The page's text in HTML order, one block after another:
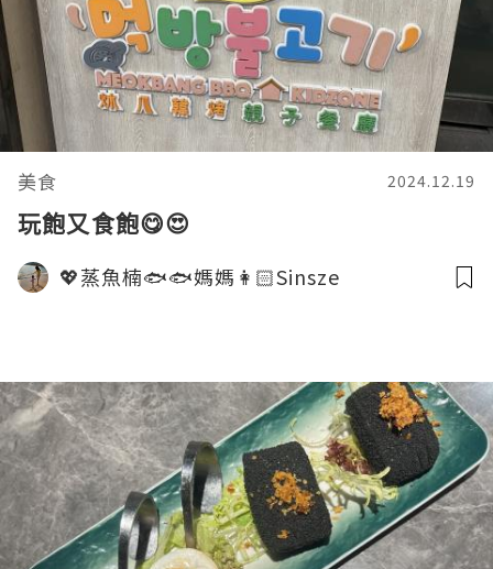
美食 2024.12.19
玩飽又食飽😋😍
💖蒸魚楠🐟🐟媽媽👩🏻Sinsze